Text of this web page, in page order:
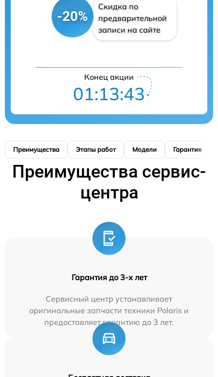
-20%
Скидка по
предварительной
записи на сайте
Конец акции
01:13:42
Преимущества Этапы работ Модели Гарантия
Преимущества сервис-
центра
Гарантия до 3-х лет
Сервисный центр устанавливает
оригинальные запчасти техники Polaris и
предоставляет гарантию до 3 лет.